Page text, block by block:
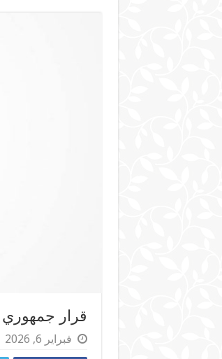
قرار جمهوري
فبراير 6, 2026